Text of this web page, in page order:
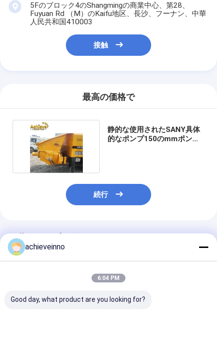
5Fのブロック4のShangmingの商業中心、第28、
Fuyuan Rd （M）のKaifu地区、長沙、フーナン、中華
人民共和国410003
接触
最高の価格で
静的な使用されたSANY具体
的なポンプ150のmmポンプ
続行
推薦されたプロダクト
achieveinno
6:04 PM
Good day, what product are you looking for?